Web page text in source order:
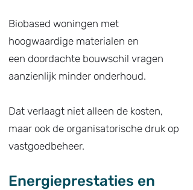
Biobased woningen met
hoogwaardige materialen en
een doordachte bouwschil vragen
aanzienlijk minder onderhoud.
Dat verlaagt niet alleen de kosten,
maar ook de organisatorische druk op
vastgoedbeheer.
Energieprestaties en